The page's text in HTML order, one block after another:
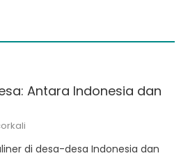
Antara Indonesia dan
di desa-desa Indonesia dan